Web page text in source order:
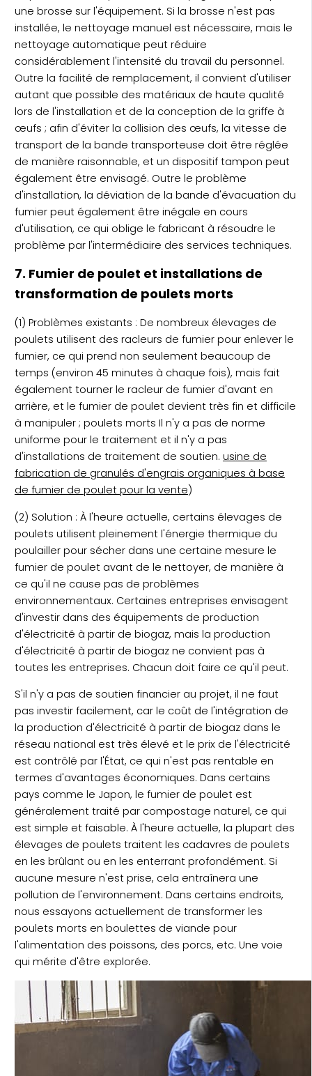
une brosse sur l'équipement. Si la brosse n'est pas
installée, le nettoyage manuel est nécessaire, mais le
nettoyage automatique peut réduire
considérablement l'intensité du travail du personnel.
Outre la facilité de remplacement, il convient d'utiliser
autant que possible des matériaux de haute qualité
lors de l'installation et de la conception de la griffe à
œufs ; afin d'éviter la collision des œufs, la vitesse de
transport de la bande transporteuse doit être réglée
de manière raisonnable, et un dispositif tampon peut
également être envisagé. Outre le problème
d'installation, la déviation de la bande d'évacuation du
fumier peut également être inégale en cours
d'utilisation, ce qui oblige le fabricant à résoudre le
problème par l'intermédiaire des services techniques.
7. Fumier de poulet et installations de
transformation de poulets morts
(1) Problèmes existants : De nombreux élevages de
poulets utilisent des racleurs de fumier pour enlever le
fumier, ce qui prend non seulement beaucoup de
temps (environ 45 minutes à chaque fois), mais fait
également tourner le racleur de fumier d'avant en
arrière, et le fumier de poulet devient très fin et difficile
à manipuler ; poulets morts Il n'y a pas de norme
uniforme pour le traitement et il n'y a pas
d'installations de traitement de soutien. usine de
fabrication de granulés d'engrais organiques à base
de fumier de poulet pour la vente)
(2) Solution : À l'heure actuelle, certains élevages de
poulets utilisent pleinement l'énergie thermique du
poulailler pour sécher dans une certaine mesure le
fumier de poulet avant de le nettoyer, de manière à
ce qu'il ne cause pas de problèmes
environnementaux. Certaines entreprises envisagent
d'investir dans des équipements de production
d'électricité à partir de biogaz, mais la production
d'électricité à partir de biogaz ne convient pas à
toutes les entreprises. Chacun doit faire ce qu'il peut.
S'il n'y a pas de soutien financier au projet, il ne faut
pas investir facilement, car le coût de l'intégration de
la production d'électricité à partir de biogaz dans le
réseau national est très élevé et le prix de l'électricité
est contrôlé par l'État, ce qui n'est pas rentable en
termes d'avantages économiques. Dans certains
pays comme le Japon, le fumier de poulet est
généralement traité par compostage naturel, ce qui
est simple et faisable. À l'heure actuelle, la plupart des
élevages de poulets traitent les cadavres de poulets
en les brûlant ou en les enterrant profondément. Si
aucune mesure n'est prise, cela entraînera une
pollution de l'environnement. Dans certains endroits,
nous essayons actuellement de transformer les
poulets morts en boulettes de viande pour
l'alimentation des poissons, des porcs, etc. Une voie
qui mérite d'être explorée.